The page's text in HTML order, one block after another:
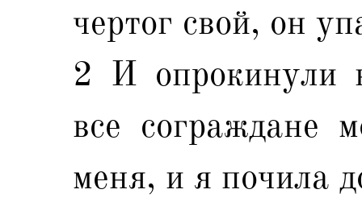
чертог свой, он
2 И опрокинули
все сограждане
меня, и я почила